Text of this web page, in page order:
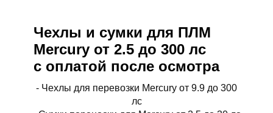
Чехлы и сумки для ПЛМ
Mercury от 2.5 до 300 лс
с оплатой после осмотра
- Чехлы для перевозки Mercury от 9.9 до 300
лс